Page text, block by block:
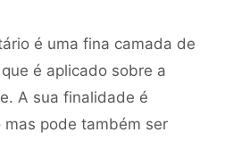
é uma fina camada de
é aplicado sobre a
A sua finalidade é
pode também ser